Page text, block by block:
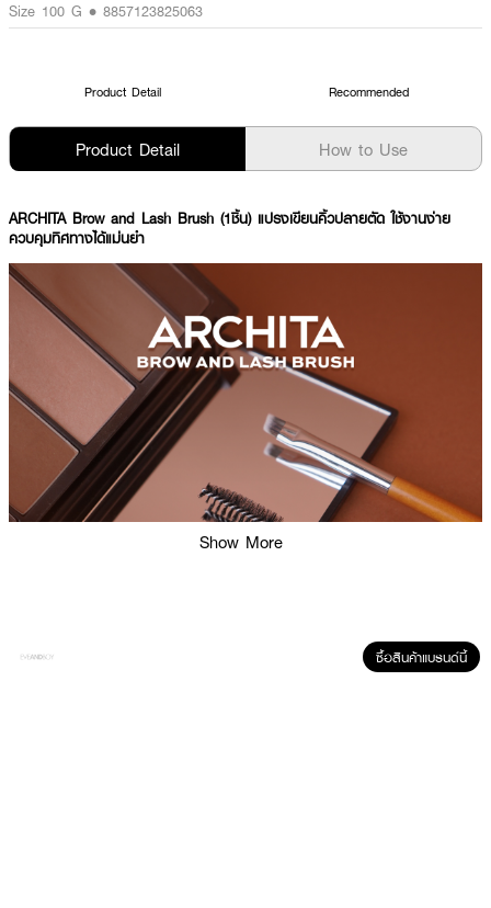
Size 100 G • 8857123825063
Product Detail Recommended
Product Detail How to Use
ARCHITA Brow and Lash Brush (1ชิ้น) แปรงเขียนคิ้วปลายตัด ใช้งานง่าย
ควบคุมทิศทางได้แม่นยำ
Show More
ซื้อสินค้าแบรนด์นี้